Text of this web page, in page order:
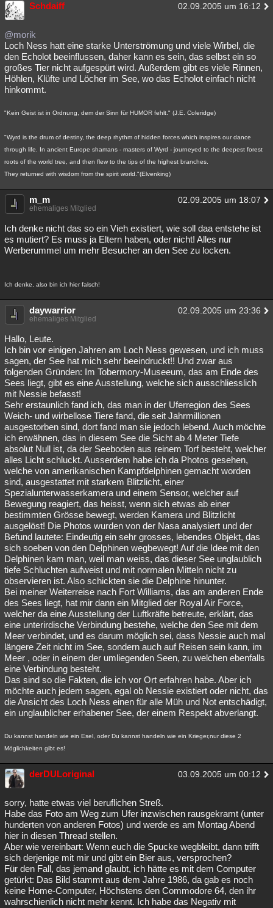
Schdaiff 02.09.2005 um 16:12
@morik
Loch Ness hatt eine starke Unterströmung und viele Wirbel, die
den Echolot beeinflussen, daher kann es sein, das selbst ein so
großes Tier nicht aufgespürt wird. Außerdem gibt es viele Rinnen,
Höhlen, Klüfte und Löcher im See, wo das Echolot einfach nicht
hinkommt.
"Kein Geist ist in Ordnung, dem der Sinn für HUMOR fehlt." (J.E. Coleridge)
"Wyrd is the drum of destiny, the deep rhythm of hidden forces which inspires our dance
through life. In ancient Europe shamans - masters of Wyrd - journeyed to the deepest forest
roots of the world tree, and then flew to the tips of the highest branches.
They returned with wisdom from the spirit world."(Elvenking)
m_m 02.09.2005 um 18:07
ehemaliges Mitglied
Ich denke nicht das so ein Vieh existiert, wie soll daa entstehe ist
es mutiert? Es muss ja Eltern haben, oder nicht! Alles nur
Werberummel um mehr Besucher an den See zu locken.
Ich denke, also bin ich hier falsch!
daywarrior 02.09.2005 um 23:36
ehemaliges Mitglied
Hallo, Leute.
Ich bin vor einigen Jahren am Loch Ness gewesen, und ich muss
sagen, der See hat mich sehr beeindruckt!! Und zwar aus
folgenden Gründen: Im Tobermory-Museeum, das am Ende des
Sees liegt, gibt es eine Ausstellung, welche sich ausschliesslich
mit Nessie befasst!
Sehr erstaunlich fand ich, das man in der Uferregion des Sees
Weich- und wirbellose Tiere fand, die seit Jahrmillionen
ausgestorben sind, dort fand man sie jedoch lebend. Auch möchte
ich erwähnen, das in diesem See die Sicht ab 4 Meter Tiefe
absolut Null ist, da der Seeboden aus reinem Torf besteht, welcher
alles Licht schluckt. Ausserdem habe ich da Photos gesehen,
welche von amerikanischen Kampfdelphinen gemacht worden
sind, ausgestattet mit starkem Blitzlicht, einer
Spezialunterwasserkamera und einem Sensor, welcher auf
Bewegung reagiert, das heisst, wenn sich etwas ab einer
bestimmten Grösse bewegt, werden Kamera und Blitzlicht
ausgelöst! Die Photos wurden von der Nasa analysiert und der
Befund lautete: Eindeutig ein sehr grosses, lebendes Objekt, das
sich soeben von den Delphinen wegbewegt! Auf die Idee mit den
Delphinen kam man, weil man weiss, das dieser See unglaublich
tiefe Schluchten aufweist und mit normalen Mitteln nicht zu
observieren ist. Also schickten sie die Delphine hinunter.
Bei meiner Weiterreise nach Fort Williams, das am anderen Ende
des Sees liegt, hat mir dann ein Mitglied der Royal Air Force,
welcher da eine Ausstellung der Luftkräfte betreute, erklärt, das
eine unterirdische Verbindung bestehe, welche den See mit dem
Meer verbindet, und es darum möglich sei, dass Nessie auch mal
längere Zeit nicht im See, sondern auch auf Reisen sein kann, im
Meer , oder in einem der umliegenden Seen, zu welchen ebenfalls
eine Verbindung besteht.
Das sind so die Fakten, die ich vor Ort erfahren habe. Aber ich
möchte auch jedem sagen, egal ob Nessie existiert oder nicht, das
die Ansicht des Loch Ness einen für alle Müh und Not entschädigt,
ein unglaublicher erhabener See, der einem Respekt abverlangt.
Du kannst handeln wie ein Esel, oder Du kannst handeln wie ein Krieger,nur diese 2
Möglichkeiten gibt es!
derDULoriginal 03.09.2005 um 00:12
sorry, hatte etwas viel beruflichen Streß.
Habe das Foto am Weg zum Ufer inzwischen rausgekramt (unter
hunderten von anderen Fotos) und werde es am Montag Abend
hier in diesen Thread stellen.
Aber wie vereinbart: Wenn euch die Spucke wegbleibt, dann trifft
sich derjenige mit mir und gibt ein Bier aus, versprochen?
Für den Fall, das jemand glaubt, ich hätte es mit dem Computer
getürkt: Das Bild stammt aus dem Jahre 1986, da gab es noch
keine Home-Computer, Höchstens den Commodore 64, den ihr
wahrschienlich nicht mehr kennt. Ich habe das Negativ mit